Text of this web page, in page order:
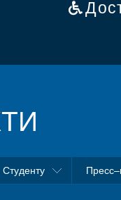
Студенту